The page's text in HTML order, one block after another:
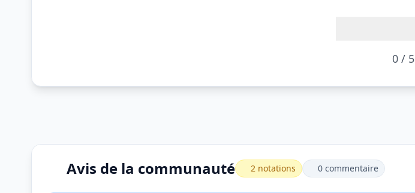
0 / 5
Avis de la communauté 2 notations 0 commentaire